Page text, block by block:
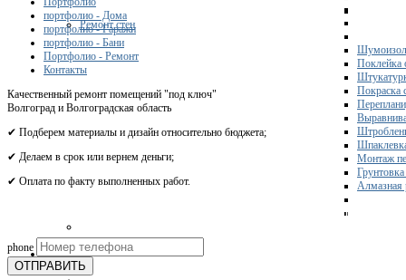
Ремонт стен
Поклейка
Покраска
Монтаж
Грунтовка
Алмазная
Дизайн
портфолио - Дома
портфолио - Гаражи
портфолио - Бани
Портфолио - Ремонт
Контакты
Качественный ремонт помещений "под ключ"
Волгоград и Волгоградская область
✔ Подберем материалы и дизайн относительно бюджета;
✔ Делаем в срок или вернем деньги;
✔ Оплата по факту выполненных работ.
phone
ОТПРАВИТЬ